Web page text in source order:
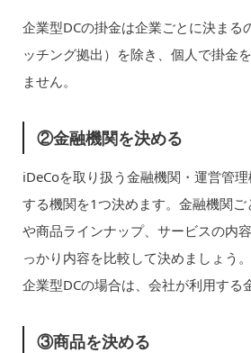
企業型DCの掛金は企業ごとに決まる
ッチング拠出）を除き、個人で掛金
ません。
②金融機関を決める
iDeCoを取り扱う金融機関・運営管
する機関を1つ決めます。金融機関
や商品ラインナップ、サービスの内
っかり内容を比較して決めましょう。
企業型DCの場合は、会社が利用する
③商品を決める